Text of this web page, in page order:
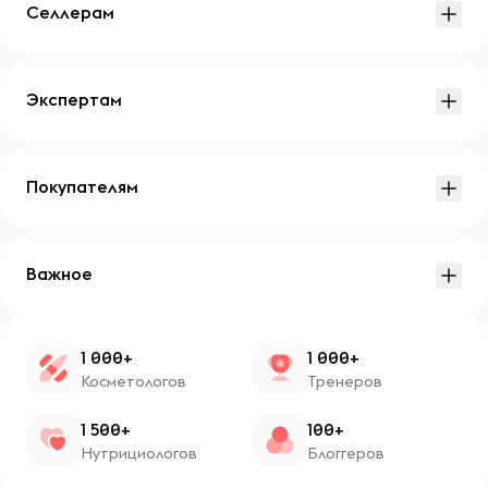
Селлерам
Экспертам
Покупателям
Важное
1 000+
Косметологов
1 000+
Тренеров
1 500+
Нутрициологов
100+
Блоггеров